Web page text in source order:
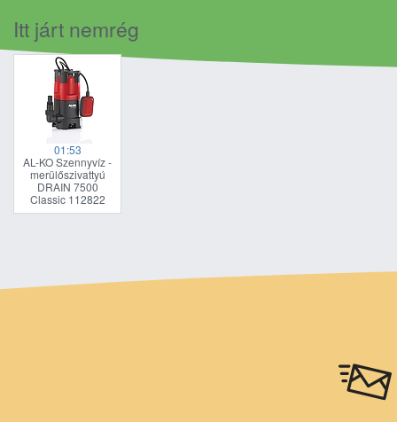
Itt járt nemrég
01:53
AL-KO Szennyvíz -
merülőszivattyú
DRAIN 7500
Classic 112822